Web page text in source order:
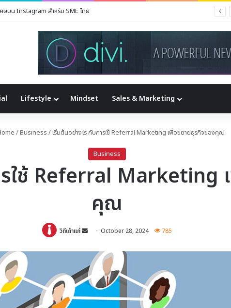
ายๆ จากที่บ้าน
Lifestyle Mindset Sales & Marketing
/Business /เริ่มต้นอย่างไร กับการใช้ Referral Marketing เพื่อขยายธุรกิจของคุณ
Business
รใช้ Referral Marketing
คุณ
วิถีเถ้าแก่
Send
email
October 28, 2024 785